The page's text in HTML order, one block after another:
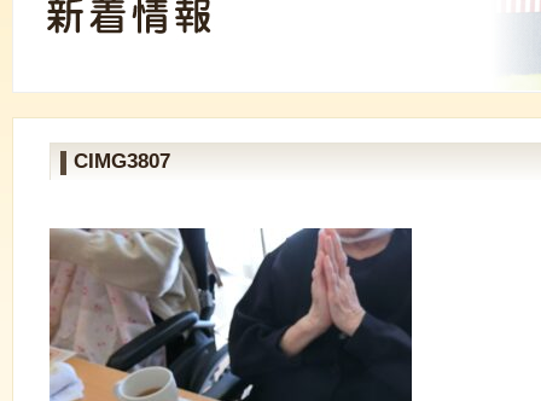
CIMG3807